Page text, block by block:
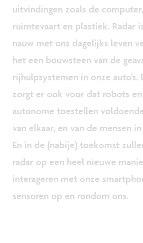
uitvindingen zoals de
ruimtevaart en plastiek. Radar
nauw met ons dagelijks leven
het een bouwsteen van de
rijhulpsystemen in onze auto’s.
zorgt er ook voor dat robots en
autonome toestellen
van elkaar, en van de mensen
En in de (nabije) toekomst
radar op een heel nieuwe
interageren met onze
sensoren op en rondom ons.